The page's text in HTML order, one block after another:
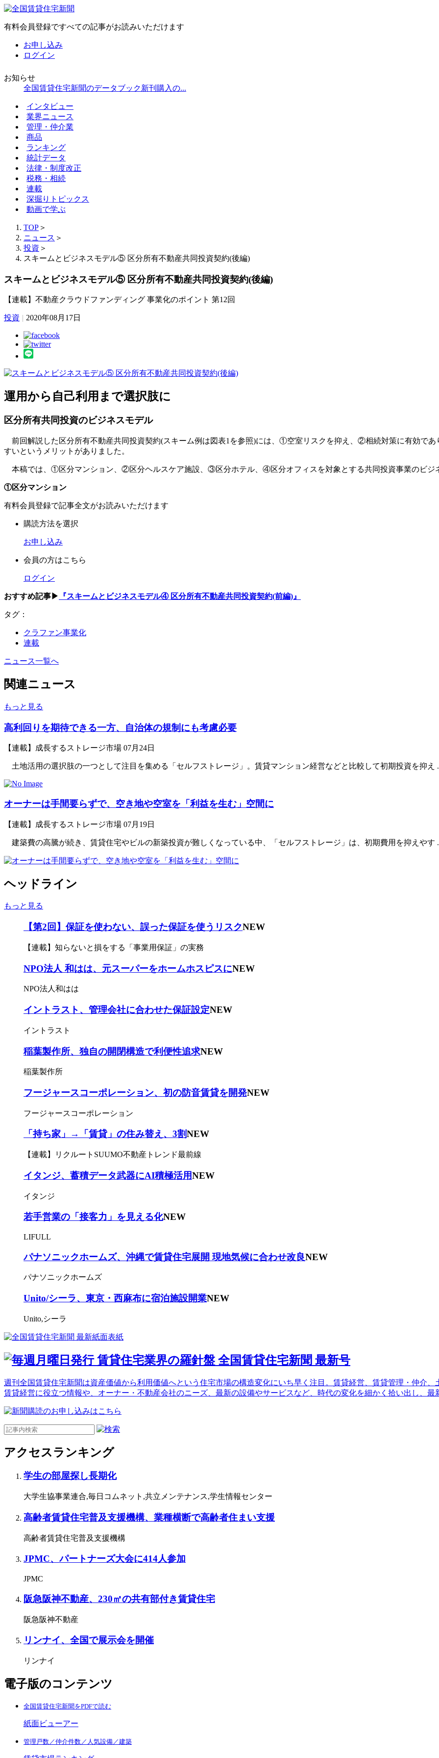
有料会員登録ですべての記事がお読みいただけます
お申し込み
ログイン
お知らせ
全国賃貸住宅新聞のデータブック新刊購入の...
インタビュー
業界ニュース
管理・仲介業
商品
ランキング
統計データ
法律・制度改正
税務・相続
連載
深掘りトピックス
動画で学ぶ
TOP ＞
ニュース ＞
投資 ＞
スキームとビジネスモデル⑤ 区分所有不動産共同投資契約(後編)
スキームとビジネスモデル⑤ 区分所有不動産共同投資契約(後編)
【連載】不動産クラウドファンディング 事業化のポイント 第12回
投資 | 2020年08月17日
運用から自己利用まで選択肢に
区分所有共同投資のビジネスモデル
前回解説した区分所有不動産共同投資契約(スキーム例は図表1を参照)には、①空室リスクを抑え、②相続対策に有効で
すいというメリットがありました。
本稿では、①区分マンション、②区分ヘルスケア施設、③区分ホテル、④区分オフィスを対象とする共同投資事業のビジ
①区分マンション
有料会員登録で記事全文がお読みいただけます
購読方法を選択
お申し込み
会員の方はこちら
ログイン
おすすめ記事▶ 『スキームとビジネスモデル④ 区分所有不動産共同投資契約(前編)』
タグ：
クラファン事業化
連載
ニュース一覧へ
関連ニュース
もっと見る
高利回りを期待できる一方、自治体の規制にも考慮必要
【連載】成長するストレージ市場 07月24日
土地活用の選択肢の一つとして注目を集める「セルフストレージ」。賃貸マンション経営などと比較して初期投資を抑え
オーナーは手間要らずで、空き地や空室を「利益を生む」空間に
【連載】成長するストレージ市場 07月19日
建築費の高騰が続き、賃貸住宅やビルの新築投資が難しくなっている中、「セルフストレージ」は、初期費用を抑えやす
ヘッドライン
もっと見る
【第2回】保証を使わない、誤った保証を使うリスクNEW
【連載】知らないと損をする「事業用保証」の実務
NPO法人 和はは、元スーパーをホームホスピスにNEW
NPO法人和はは
イントラスト、管理会社に合わせた保証設定NEW
イントラスト
稲葉製作所、独自の開閉構造で利便性追求NEW
稲葉製作所
フージャースコーポレーション、初の防音賃貸を開発NEW
フージャースコーポレーション
「持ち家」→「賃貸」の住み替え、3割NEW
【連載】リクルートSUUMO不動産トレンド最前線
イタンジ、蓄積データ武器にAI積極活用NEW
イタンジ
若手営業の「接客力」を見える化NEW
LIFULL
パナソニックホームズ、沖縄で賃貸住宅展開 現地気候に合わせ改良NEW
パナソニックホームズ
Unito/シーラ、東京・西麻布に宿泊施設開業NEW
Unito,シーラ
週刊全国賃貸住宅新聞は資産価値から利用価値へという住宅市場の構造変化にいち早く注目。賃貸経営、賃貸管理・仲介、
賃貸経営に役立つ情報や、オーナー・不動産会社のニーズ、最新の設備やサービスなど、時代の変化を細かく拾い出し、最
アクセスランキング
学生の部屋探し長期化
大学生協事業連合,毎日コムネット,共立メンテナンス,学生情報センター
高齢者賃貸住宅普及支援機構、業種横断で高齢者住まい支援
高齢者賃貸住宅普及支援機構
JPMC、パートナーズ大会に414人参加
JPMC
阪急阪神不動産、230㎡の共有部付き賃貸住宅
阪急阪神不動産
リンナイ、全国で展示会を開催
リンナイ
電子版のコンテンツ
全国賃貸住宅新聞をPDFで読む
紙面ビューアー
管理戸数／仲介件数／人気設備／建築